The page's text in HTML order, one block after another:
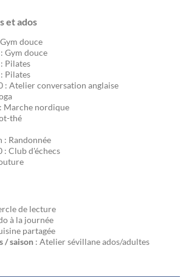
et ados
douce
Gym douce
Pilates
Pilates
: Atelier conversation anglaise
Marche nordique
thé
: Randonnée
: Club d'échecs
de lecture
à la journée
partagée
/ saison : Atelier sévillane ados/adultes